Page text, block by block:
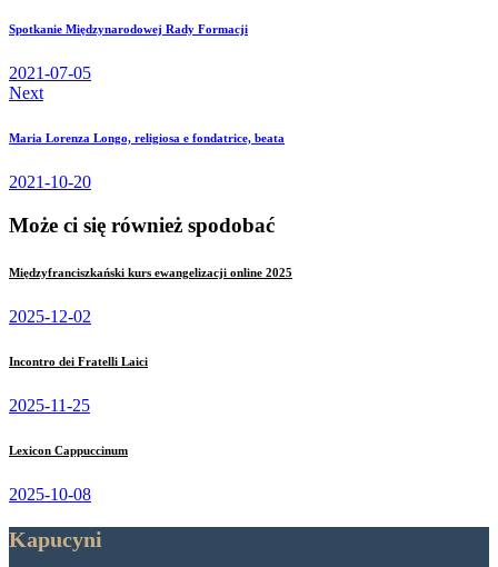
Spotkanie Międzynarodowej Rady Formacji
2021-07-05
Next
Maria Lorenza Longo, religiosa e fondatrice, beata
2021-10-20
Może ci się również spodobać
Międzyfranciszkański kurs ewangelizacji online 2025
2025-12-02
Incontro dei Fratelli Laici
2025-11-25
Lexicon Cappuccinum
2025-10-08
Kapucyni